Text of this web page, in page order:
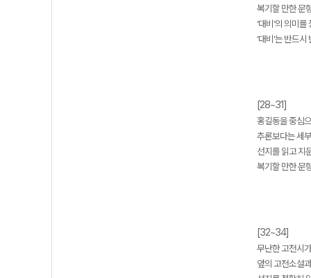
복기할 만한 문
‘대비’의 의미
‘대비’는 반드
[28~31]
홍길동을 중심
추론보다는 세
선지를 읽고 지
복기할 만한 문
[32~34]
무난한 고전시
앞의 고전소설